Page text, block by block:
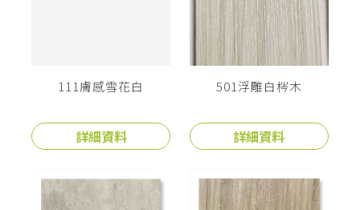
111膚感雪花白
詳細資料
501浮雕白梣木
詳細資料